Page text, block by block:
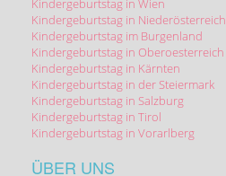
Kindergeburtstag in Wien
Kindergeburtstag in Niederösterreich
Kindergeburtstag im Burgenland
Kindergeburtstag in Oberoesterreich
Kindergeburtstag in Kärnten
Kindergeburtstag in der Steiermark
Kindergeburtstag in Salzburg
Kindergeburtstag in Tirol
Kindergeburtstag in Vorarlberg
ÜBER UNS